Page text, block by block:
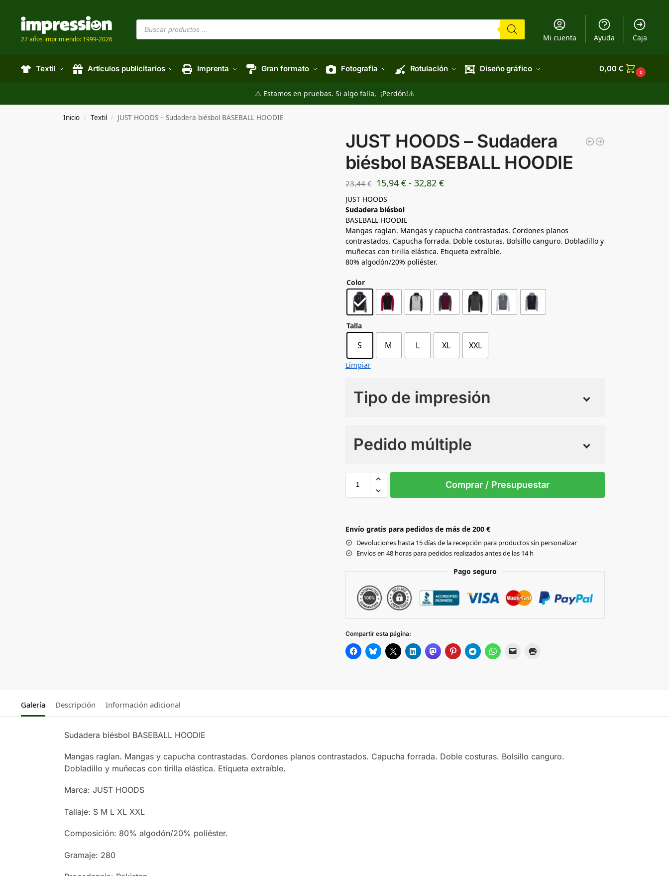
27 años imprimiendo: 1999-2026 Mi cuenta Ayuda Caja
Textil Artículos publicitarios Imprenta Gran formato Fotografía Rotulación Diseño gráfico 0,00€ 0
⚠️ Estamos en pruebas. Si algo falla, ¡Perdón!⚠️
Inicio / Textil / JUST HOODS – Sudadera biésbol BASEBALL HOODIE
JUST HOODS – Sudadera
biésbol BASEBALL HOODIE
23,44€ 15,94 € - 32,82 €
JUST HOODS
Sudadera biésbol
BASEBALL HOODIE
Mangas raglan. Mangas y capucha contrastadas. Cordones planos
contrastados. Capucha forrada. Doble costuras. Bolsillo canguro. Dobladillo y
muñecas con tirilla elástica. Etiqueta extraíble.
80% algodón/20% poliéster.
Color
Talla
S M L XL XXL
Limpiar
Tipo de impresión
Pedido múltiple
SOLID BLACK/BLACK
JET BLACK/FIRE RED
HEATHER GREY/JET
BURGUNDY/CHARCOAL
CHARCOAL/JET BLACK
CHARCOAL/HEATHER
GREY
Comprar / Presupuestar
Envío gratis para pedidos de más de 200 €
Devoluciones hasta 15 días de la recepción para productos sin personalizar
Envíos en 48 horas para pedidos realizados antes de las 14 h
Pago seguro
Compartir esta página:
Galería Descripción Información adicional
Sudadera biésbol BASEBALL HOODIE
Mangas raglan. Mangas y capucha contrastadas. Cordones planos contrastados. Capucha forrada. Doble costuras. Bolsillo canguro.
Dobladillo y muñecas con tirilla elástica. Etiqueta extraíble.
Marca: JUST HOODS
Tallaje: S M L XL XXL
Composición: 80% algodón/20% poliéster.
Gramaje: 280